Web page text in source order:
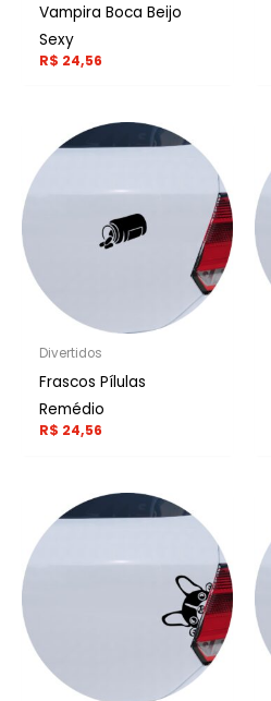
Vampira Boca Beijo
Sexy
R$ 24,56
Divertidos
Frascos Pílulas
Remédio
R$ 24,56